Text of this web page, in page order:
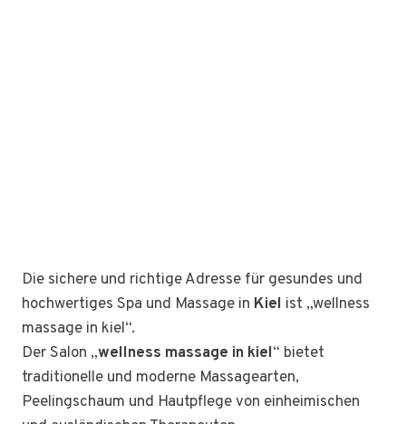
Die sichere und richtige Adresse für gesundes und
hochwertiges Spa und Massage in Kiel ist „wellness
massage in kiel“.
Der Salon „wellness massage in kiel“ bietet
traditionelle und moderne Massagearten,
Peelingschaum und Hautpflege von einheimischen